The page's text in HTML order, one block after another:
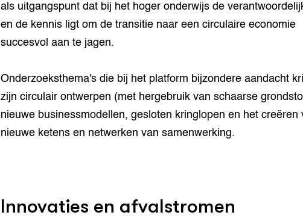
als uitgangspunt dat bij het hoger onderwijs de
en de kennis ligt om de transitie naar een circulaire economie
succesvol aan te jagen.
Onderzoeksthema's die bij het platform bijzondere aandacht
zijn circulair ontwerpen (met hergebruik van schaarse
nieuwe businessmodellen, gesloten kringlopen en het creëren
nieuwe ketens en netwerken van samenwerking.
Innovaties en afvalstromen